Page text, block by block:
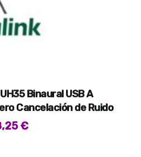
Binaural USB A
Cancelación de Ruido
€